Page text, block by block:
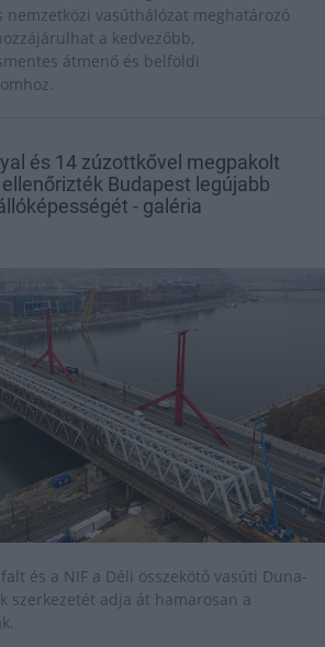
nemzetközi vasúthálózat meghatározó
a kedvezőbb,
átmenő és belföldi
és 14 zúzottkővel megpakolt
Budapest legújabb
- galéria
és a NIF a Déli összekötő vasúti Duna-
szerkezetét adja át hamarosan a